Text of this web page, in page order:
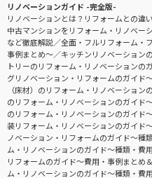
リノベーションガイド -完全版-
リノベーションとは？リフォームとの違
中古マンションをリフォーム・リノベー
など徹底解説
全面・フルリフォーム・
事例まとめ〜
キッチンリノベーション
トリーのリフォーム・リノベーションの
グリノベーション・リフォームのガイド
（床材）のリフォーム・リノベーショ
のリフォーム・リノベーションのガイド
のリフォーム・リノベーションのガイド
装リフォーム・リノベーションのガイド
ノベーション・リフォームのガイド〜種
ム・リノベーションのガイド〜種類・費
リフォームのガイド〜費用・事例まとめ
ム・リノベーションのガイド〜種類・費